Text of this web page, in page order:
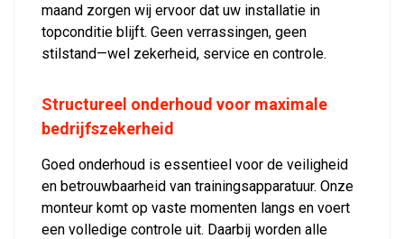
maand zorgen wij ervoor dat uw installatie in
topconditie blijft. Geen verrassingen, geen
stilstand—wel zekerheid, service en controle.
Structureel onderhoud voor maximale
bedrijfszekerheid
Goed onderhoud is essentieel voor de veiligheid
en betrouwbaarheid van trainingsapparatuur. Onze
monteur komt op vaste momenten langs en voert
een volledige controle uit. Daarbij worden alle